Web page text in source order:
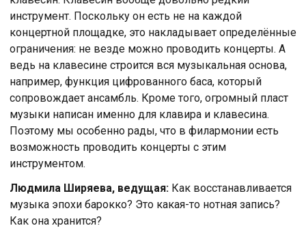
инструмент. Поскольку он есть не на каждой
концертной площадке, это накладывает определённые
ограничения: не везде можно проводить концерты. А
ведь на клавесине строится вся музыкальная основа,
например, функция цифрованного баса, который
сопровождает ансамбль. Кроме того, огромный пласт
музыки написан именно для клавира и клавесина.
Поэтому мы особенно рады, что в филармонии есть
возможность проводить концерты с этим
инструментом.
Людмила Ширяева, ведущая: Как восстанавливается
музыка эпохи барокко? Это какая-то нотная запись?
Как она хранится?